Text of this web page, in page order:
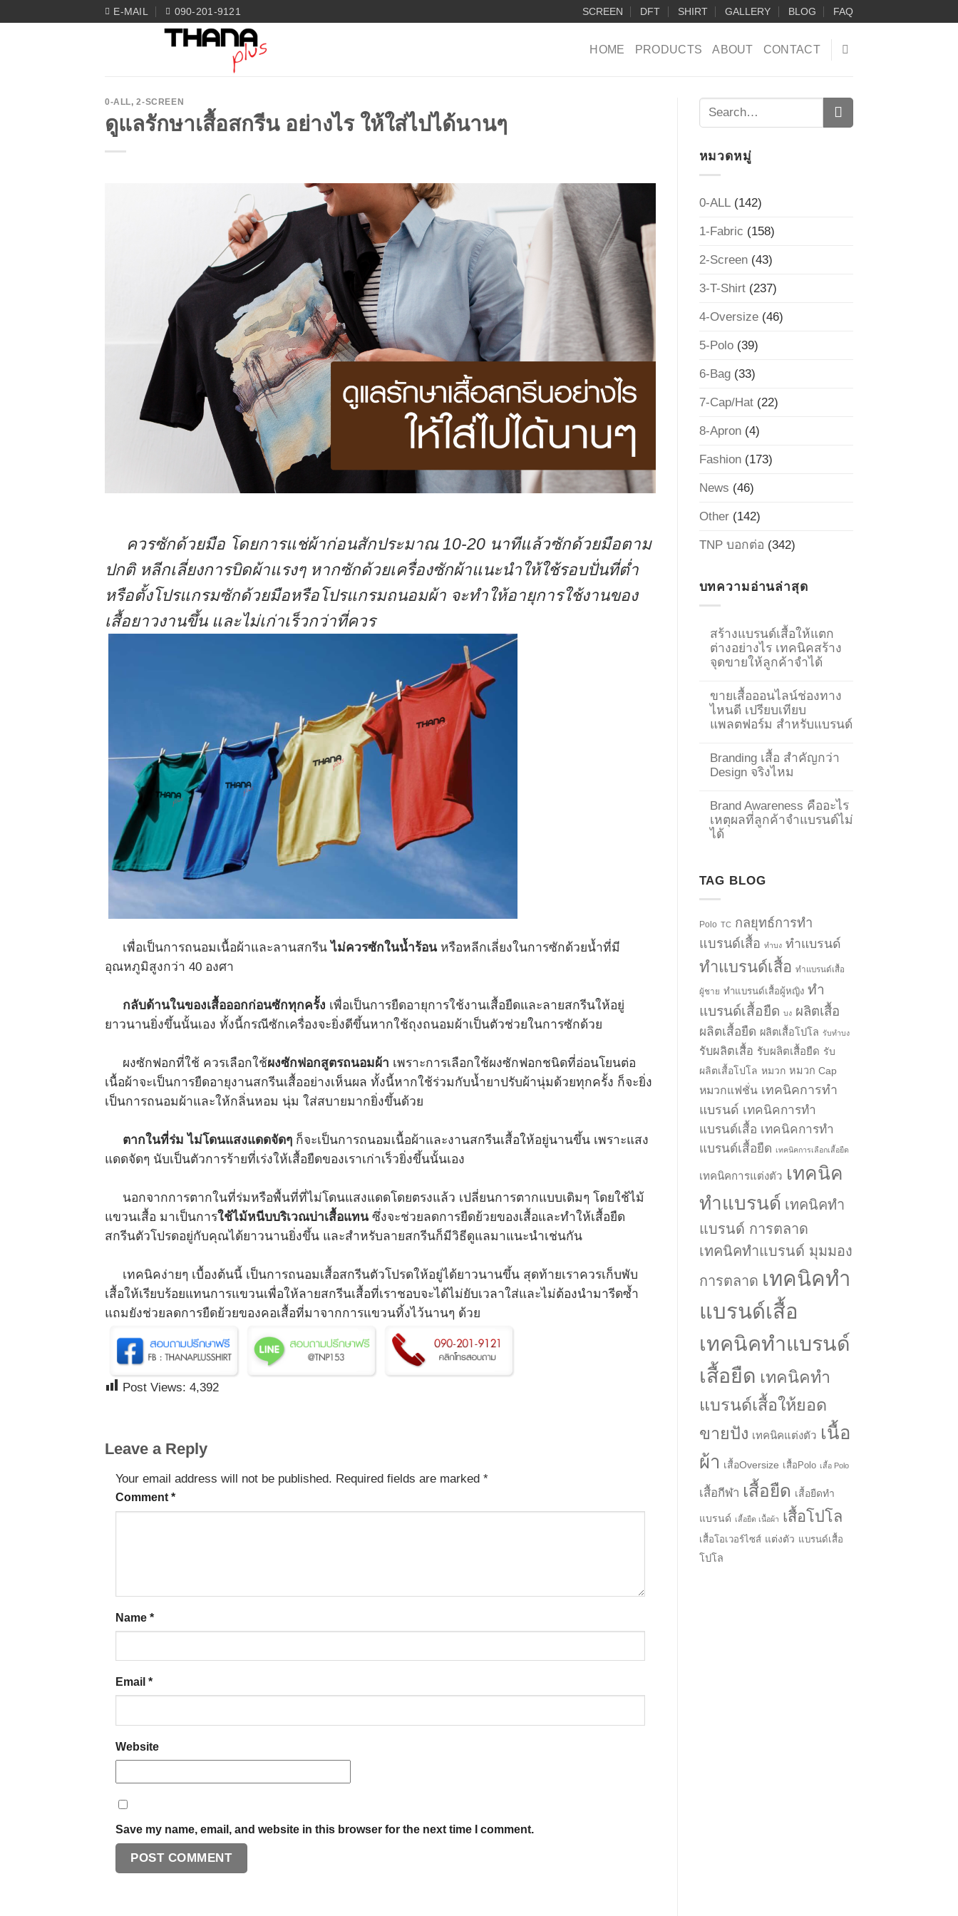
E-MAIL 090-201-9121 SCREEN DFT SHIRT GALLERY BLOG FAQ
HOME PRODUCTS ABOUT CONTACT
0-ALL,2-SCREEN
ดูแลรักษาเสื้อสกรีน อย่างไร ให้ใส่ไปได้นานๆ
ควรซักด้วยมือ โดยการแช่ผ้าก่อนสักประมาณ 10-20 นาทีแล้วซักด้วยมือตาม
ปกติ หลีกเลี่ยงการบิดผ้าแรงๆ หากซักด้วยเครื่องซักผ้าแนะนำให้ใช้รอบปั่นที่ต่ำ
หรือตั้งโปรแกรมซักด้วยมือหรือโปรแกรมถนอมผ้า จะทำให้อายุการใช้งานของ
เสื้อยาวงานขึ้น และไม่เก่าเร็วกว่าที่ควร
เพื่อเป็นการถนอมเนื้อผ้าและลานสกรีนไม่ควรซักในน้ำร้อนหรือหลีกเลี่ยงในการซักด้วยน้ำที่มี
อุณหภูมิสูงกว่า 40 องศา
กลับด้านในของเสื้อออกก่อนซักทุกครั้ง เพื่อเป็นการยืดอายุการใช้งานเสื้อยืดและลายสกรีนให้อยู่
ยาวนานยิ่งขึ้นนั้นเอง ทั้งนี้กรณีซักเครื่องจะยิ่งดีขึ้นหากใช้ถุงถนอมผ้าเป็นตัวช่วยในการซักด้วย
ผงซักฟอกที่ใช้ ควรเลือกใช้ผงซักฟอกสูตรถนอมผ้า เพราะการเลือกใช้ผงซักฟอกชนิดที่อ่อนโยนต่อ
เนื้อผ้าจะเป็นการยืดอายุงานสกรีนเสื้ออย่างเห็นผล ทั้งนี้หากใช้ร่วมกับน้ำยาปรับผ้านุ่มด้วยทุกครั้ง ก็จะยิ่ง
เป็นการถนอมผ้าและให้กลิ่นหอม นุ่ม ใส่สบายมากยิ่งขึ้นด้วย
ตากในที่ร่ม ไม่โดนแสงแดดจัดๆ ก็จะเป็นการถนอมเนื้อผ้าและงานสกรีนเสื้อให้อยู่นานขึ้น เพราะแสง
แดดจัดๆ นับเป็นตัวการร้ายที่เร่งให้เสื้อยืดของเราเก่าเร็วยิ่งขึ้นนั้นเอง
นอกจากการตากในที่ร่มหรือพื้นที่ที่ไม่โดนแสงแดดโดยตรงแล้ว เปลี่ยนการตากแบบเดิมๆ โดยใช้ไม้
แขวนเสื้อ มาเป็นการใช้ไม้หนีบบริเวณบ่าเสื้อแทนซึ่งจะช่วยลดการยืดย้วยของเสื้อและทำให้เสื้อยืด
สกรีนตัวโปรดอยู่กับคุณได้ยาวนานยิ่งขึ้น และสำหรับลายสกรีนก็มีวิธีดูแลมาแนะนำเช่นกัน
เทคนิคง่ายๆ เบื้องต้นนี้ เป็นการถนอมเสื้อสกรีนตัวโปรดให้อยู่ได้ยาวนานขึ้น สุดท้ายเราควรเก็บพับ
เสื้อให้เรียบร้อยแทนการแขวนเพื่อให้ลายสกรีนเสื้อที่เราชอบจะได้ไม่ยับเวลาใส่และไม่ต้องนำมารีดซ้ำ
แถมยังช่วยลดการยืดย้วยของคอเสื้อที่มาจากการแขวนทิ้งไว้นานๆ ด้วย
Post Views: 4,392
Leave a Reply
Your email address will not be published. Required fields are marked *
Comment *
Name *
Email *
Website
Save my name, email, and website in this browser for the next time I comment.
หมวดหมู่
0-ALL(142)
1-Fabric (158)
2-Screen(43)
3-T-Shirt(237)
4-Oversize(46)
5-Polo(39)
6-Bag(33)
7-Cap/Hat(22)
8-Apron(4)
Fashion(173)
News (46)
Other(142)
TNP บอกต่อ (342)
บทความอ่านล่าสุด
สร้างแบรนด์เสื้อให้แตก
ต่างอย่างไร เทคนิคสร้าง
จุดขายให้ลูกค้าจำได้
ขายเสื้อออนไลน์ช่องทาง
ไหนดี เปรียบเทียบ
แพลตฟอร์ม สำหรับแบรนด์
Branding เสื้อ สำคัญกว่า
Design จริงไหม
Brand Awareness คืออะไร
เหตุผลที่ลูกค้าจำแบรนด์ไม่
ได้
TAG BLOG
Polo TC กลยุทธ์การทำ
แบรนด์เสื้อ ทำบง ทำแบรนด์
ทำแบรนด์เสื้อ ทำแบรนด์เสื้อ
ผู้ชาย ทำแบรนด์เสื้อผู้หญิง ทำ
แบรนด์เสื้อยืด บง ผลิตเสื้อ
ผลิตเสื้อยืด ผลิตเสื้อโปโล รับทำบง
รับผลิตเสื้อ รับผลิตเสื้อยืด รับ
ผลิตเสื้อโปโล หมวก หมวก Cap
หมวกแฟชั่น เทคนิคการทำ
แบรนด์ เทคนิคการทำ
แบรนด์เสื้อ เทคนิคการทำ
แบรนด์เสื้อยืด เทคนิคการเลือกเสื้อยืด
เทคนิคการแต่งตัว เทคนิค
ทำแบรนด์ เทคนิคทำ
แบรนด์ การตลาด
เทคนิคทำแบรนด์ มุมมอง
การตลาด เทคนิคทำ
แบรนด์เสื้อ
เทคนิคทำแบรนด์
เสื้อยืด เทคนิคทำ
แบรนด์เสื้อให้ยอด
ขายปัง เทคนิคแต่งตัว เนื้อ
ผ้า เสื้อOversize เสื้อPolo เสื้อ Polo
เสื้อกีฬา เสื้อยืด เสื้อยืดทำ
แบรนด์ เสื้อยืด เนื้อผ้า เสื้อโปโล
เสื้อโอเวอร์ไซส์ แต่งตัว แบรนด์เสื้อ
โปโล